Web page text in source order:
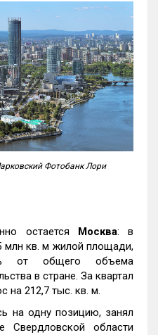
Фотобанк Лори
остается Москва: в
млн кв. м жилой площади,
от общего объема
в стране. За квартал
на 212,7 тыс. кв. м.
на одну позицию, занял
Свердловской области